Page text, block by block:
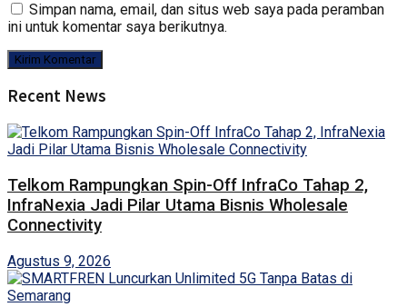
Simpan nama, email, dan situs web saya pada peramban
ini untuk komentar saya berikutnya.
Recent News
Telkom Rampungkan Spin-Off InfraCo Tahap 2,
InfraNexia Jadi Pilar Utama Bisnis Wholesale
Connectivity
Agustus 9, 2026